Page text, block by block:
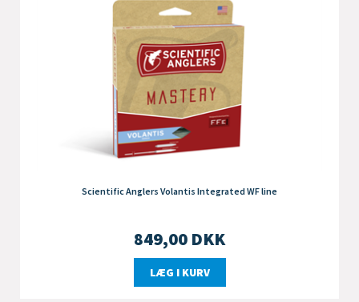
Scientific Anglers Volantis Integrated WF line
849,00 DKK
LÆG I KURV